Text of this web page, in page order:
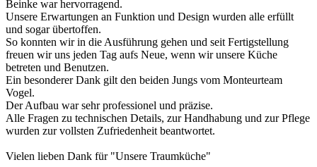
Beinke war hervorragend.
Unsere Erwartungen an Funktion und Design wurden alle erfüllt
und sogar übertoffen.
So konnten wir in die Ausführung gehen und seit Fertigstellung
freuen wir uns jeden Tag aufs Neue, wenn wir unsere Küche
betreten und Benutzen.
Ein besonderer Dank gilt den beiden Jungs vom Monteurteam
Vogel.
Der Aufbau war sehr professionel und präzise.
Alle Fragen zu technischen Details, zur Handhabung und zur Pflege
wurden zur vollsten Zufriedenheit beantwortet.
Vielen lieben Dank für "Unsere Traumküche"